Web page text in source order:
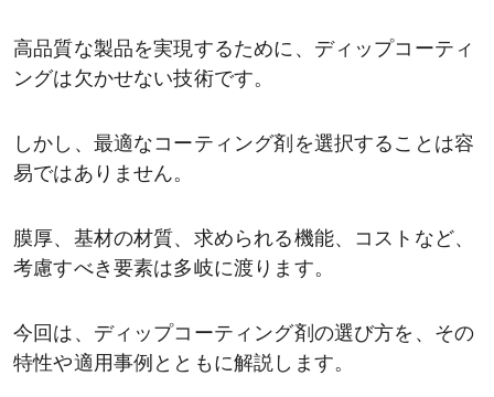
高品質な製品を実現するために、ディップコーティ
ングは欠かせない技術です。
しかし、最適なコーティング剤を選択することは容
易ではありません。
膜厚、基材の材質、求められる機能、コストなど、
考慮すべき要素は多岐に渡ります。
今回は、ディップコーティング剤の選び方を、その
特性や適用事例とともに解説します。